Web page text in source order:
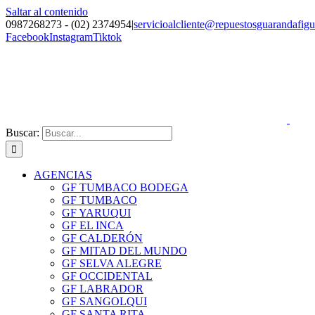
Saltar al contenido
0987268273 - (02) 2374954|
FacebookInstagramTiktok
Buscar:
AGENCIAS
GF TUMBACO BODEGA
GF TUMBACO
GF YARUQUI
GF EL INCA
GF CALDERÓN
GF MITAD DEL MUNDO
GF SELVA ALEGRE
GF OCCIDENTAL
GF LABRADOR
GF SANGOLQUI